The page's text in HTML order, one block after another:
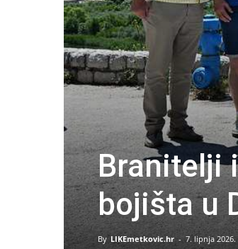
Branitelji
bojišta u
By LIKEmetkovic.hr - 7. lipnja 2026.